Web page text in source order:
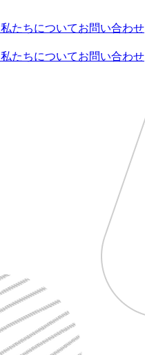
私たちについてお問い合わせ
私たちについてお問い合わせ